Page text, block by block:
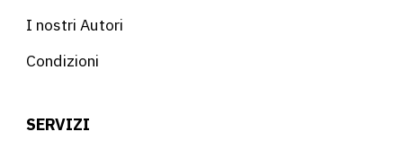
I nostri Autori
Condizioni
SERVIZI